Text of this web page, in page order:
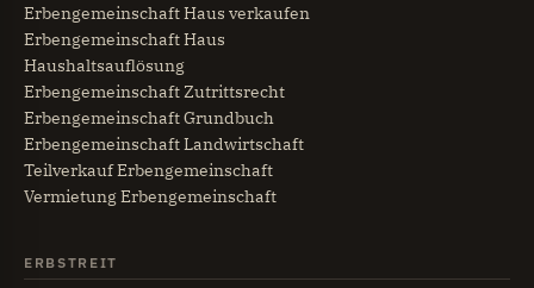
Erbengemeinschaft Haus verkaufen
Erbengemeinschaft Haus
Haushaltsauflösung
Erbengemeinschaft Zutrittsrecht
Erbengemeinschaft Grundbuch
Erbengemeinschaft Landwirtschaft
Teilverkauf Erbengemeinschaft
Vermietung Erbengemeinschaft
ERBSTREIT